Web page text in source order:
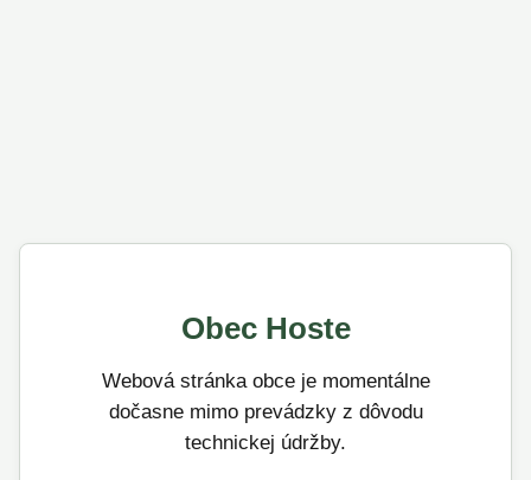
Obec Hoste
Webová stránka obce je momentálne
dočasne mimo prevádzky z dôvodu
technickej údržby.